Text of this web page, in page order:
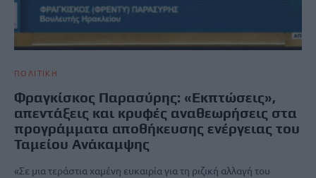
ΠΟΛΙΤΙΚΗ
Φραγκίσκος Παρασύρης: «Εκπτώσεις»,
απεντάξεις και κρυφές αναθεωρήσεις στα
προγράμματα αποθήκευσης ενέργειας του
Ταμείου Ανάκαμψης
«Σε μια τεράστια χαμένη ευκαιρία για τη ριζική αλλαγή του